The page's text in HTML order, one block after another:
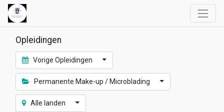
Opleidingen
Vorige Opleidingen
Permanente Make-up / Microblading
Alle landen